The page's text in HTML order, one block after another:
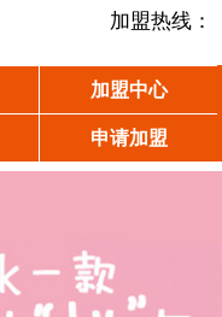
加盟热线：
加盟中心
申请加盟